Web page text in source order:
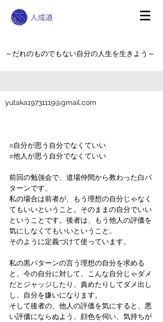
～だれのものでもない自分の人生を生きよう～
yutaka19731119@gmail.com
○自分が思う自分でなくていい
○他人が思う自分でなくていい
前回の勉強会で、道場仲間から教わった白パ
ターンです。
私の場合は前者が、もう理想の自分じゃなく
てもいいということ。そのままの自分でいい
ということです。後者は、もう他人の評価を
気にしなくてもいいということ。
そのように定義づけて使っています。
私の黒パターンの言う理想の自分を求める
と、今の自分に対して、こんな自分じゃダメ
だとジャッジしたり、責めたりしてダメ出し
し、自分を嫌いになります。
そして後者の、他人の評価を気にすると、悪
い評価にならぬよう、顔色を伺い、気持ちが